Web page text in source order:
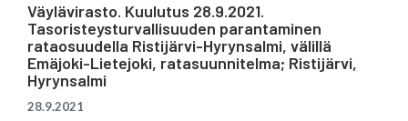
Väylävirasto. Kuulutus 28.9.2021.
Tasoristeysturvallisuuden parantaminen
rataosuudella Ristijärvi-Hyrynsalmi, välillä
Emäjoki-Lietejoki, ratasuunnitelma; Ristijärvi,
Hyrynsalmi
28.9.2021